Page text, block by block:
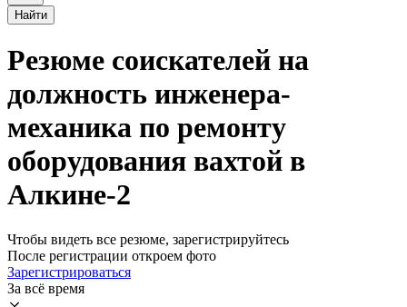
Найти
Резюме соискателей на
должность инженера-
механика по ремонту
оборудования вахтой в
Алкине-2
Чтобы видеть все резюме, зарегистрируйтесь
После регистрации откроем фото
Зарегистрироваться
За всё время